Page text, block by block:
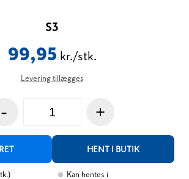
S3
99,95 kr./stk.
Levering tillægges
- +
HENT I BUTIK
)
Kan hentes i